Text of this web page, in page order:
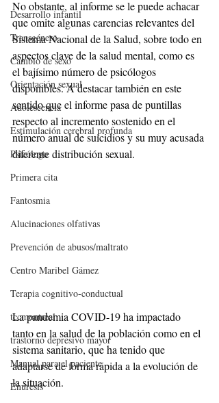
Desarrollo infantil
Transgénero
Cambio de sexo
Orientación sexual
Adolescencia
Estimulación cerebral profunda
Psicólogo
Primera cita
Fantosmia
Alucinaciones olfativas
Prevención de abusos/maltrato
Centro Maribel Gámez
Terapia cognitivo-conductual
tccmontreal
trastorno depresivo mayor
Manual para el paciente
Enuresis
No obstante, al informe se le puede achacar
que omite algunas carencias relevantes del
Sistema Nacional de la Salud, sobre todo en
aspectos clave de la salud mental, como es
el bajísimo número de psicólogos
disponibles. A destacar también en este
sentido que el informe pasa de puntillas
respecto al incremento sostenido en el
número anual de suicidios y su muy acusada
diferente distribución sexual.
La pandemia COVID-19 ha impactado
tanto en la salud de la población como en el
sistema sanitario, que ha tenido que
adaptarse de forma rápida a la evolución de
la situación.